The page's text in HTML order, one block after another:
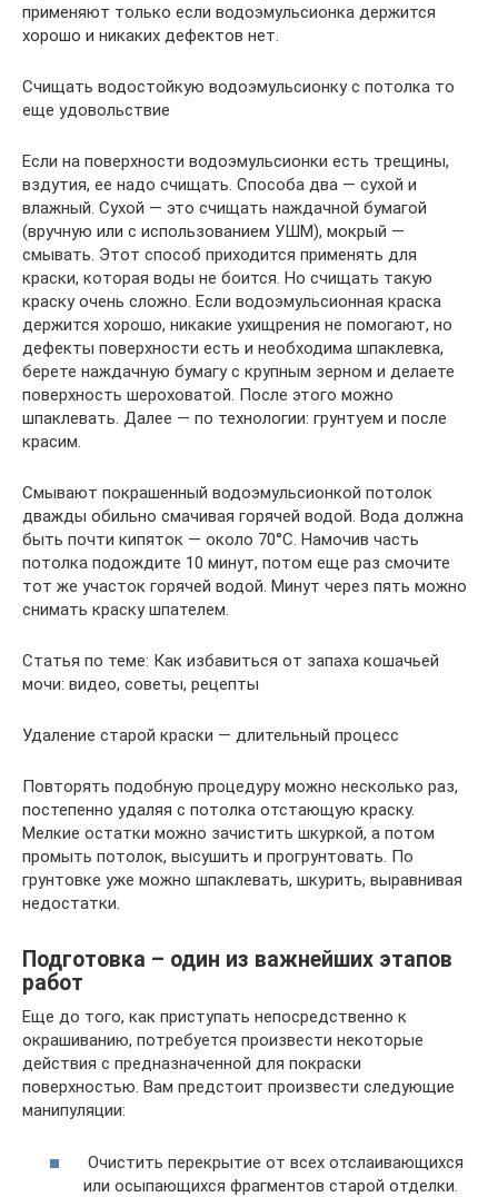
применяют только если водоэмульсионка держится
хорошо и никаких дефектов нет.
Счищать водостойкую водоэмульсионку с потолка то
еще удовольствие
Если на поверхности водоэмульсионки есть трещины,
вздутия, ее надо счищать. Способа два — сухой и
влажный. Сухой — это счищать наждачной бумагой
(вручную или с использованием УШМ), мокрый —
смывать. Этот способ приходится применять для
краски, которая воды не боится. Но счищать такую
краску очень сложно. Если водоэмульсионная краска
держится хорошо, никакие ухищрения не помогают, но
дефекты поверхности есть и необходима шпаклевка,
берете наждачную бумагу с крупным зерном и делаете
поверхность шероховатой. После этого можно
шпаклевать. Далее — по технологии: грунтуем и после
красим.
Смывают покрашенный водоэмульсионкой потолок
дважды обильно смачивая горячей водой. Вода должна
быть почти кипяток — около 70°C. Намочив часть
потолка подождите 10 минут, потом еще раз смочите
тот же участок горячей водой. Минут через пять можно
снимать краску шпателем.
Статья по теме: Как избавиться от запаха кошачьей
мочи: видео, советы, рецепты
Удаление старой краски — длительный процесс
Повторять подобную процедуру можно несколько раз,
постепенно удаляя с потолка отстающую краску.
Мелкие остатки можно зачистить шкуркой, а потом
промыть потолок, высушить и прогрунтовать. По
грунтовке уже можно шпаклевать, шкурить, выравнивая
недостатки.
Подготовка – один из важнейших этапов
работ
Еще до того, как приступать непосредственно к
окрашиванию, потребуется произвести некоторые
действия с предназначенной для покраски
поверхностью. Вам предстоит произвести следующие
манипуляции:
Очистить перекрытие от всех отслаивающихся
или осыпающихся фрагментов старой отделки.